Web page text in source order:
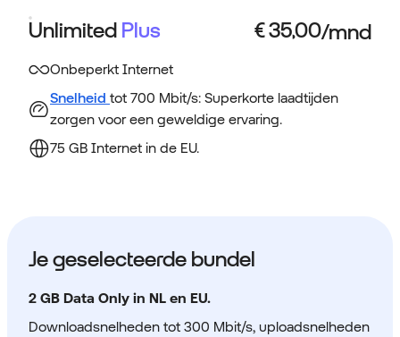
Unlimited Plus
Onbeperkt Internet
Snelheid tot 700 Mbit/s: Superkorte laadtijden
zorgen voor een geweldige ervaring.
75 GB Internet in de EU.
Je geselecteerde bundel
2 GB Data Only in NL en EU.
Downloadsnelheden tot 300 Mbit/s, uploadsnelheden